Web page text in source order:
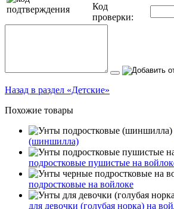
Код
проверки:
Назад в раздел «Детские»
Похожие товары
(шиншилла)
подростковые пушистые на
подростковые на войлоке
для девочки (голубая норка) на